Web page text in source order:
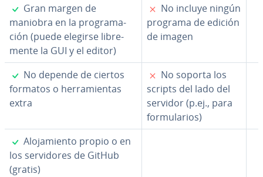
✓
Gran margen de
maniobra en la pro­gra­ma­
ción (puede elegirse li­bre­
me­n­te la GUI y el editor)
✗
No incluye ningún
programa de edición
de imagen
✓
No depende de ciertos
formatos o he­rra­mie­n­tas
extra
✗
No soporta los
scripts del lado del
servidor (p.ej., para
fo­r­mu­la­rios)
✓
Alo­ja­mie­n­to propio o en
los se­r­vi­do­res de GitHub
(gratis)